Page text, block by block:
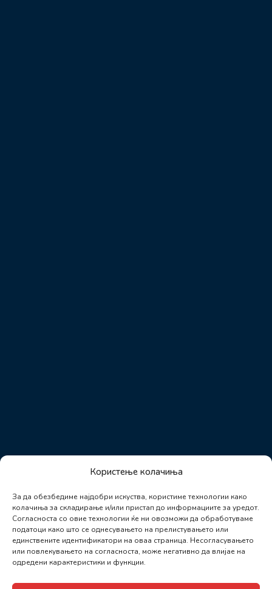
Користење колачиња
За да обезбедиме најдобри искуства, користиме технологии како
колачиња за складирање и/или пристап до информациите за уредот.
Согласноста со овие технологии ќе ни овозможи да обработуваме
податоци како што се однесувањето на прелистувањето или
единствените идентификатори на оваа страница. Несогласувањето
или повлекувањето на согласноста, може негативно да влијае на
одредени карактеристики и функции.